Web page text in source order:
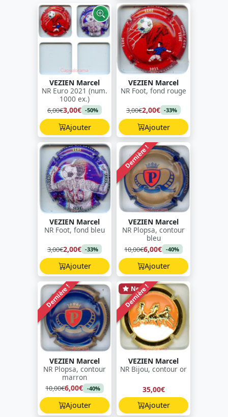
VEZIEN Marcel
NR Euro 2021 (num.
1000 ex.)
6,00€3,00€ -50%
Ajouter
VEZIEN Marcel
NR Foot, fond rouge
3,00€2,00€ -33%
Ajouter
VEZIEN Marcel
NR Foot, fond bleu
3,00€2,00€ -33%
Ajouter
Dernière !
VEZIEN Marcel
NR Plopsa, contour
bleu
10,00€6,00€ -40%
Ajouter
Dernière !
VEZIEN Marcel
NR Plopsa, contour
marron
10,00€6,00€ -40%
Ajouter
New
Dernière !
VEZIEN Marcel
NR Bijou, contour or
35,00€
Ajouter